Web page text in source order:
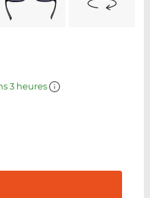
3 heures